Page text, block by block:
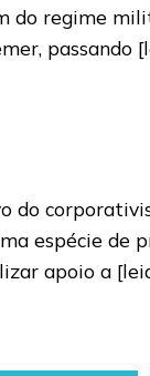
do regime
passando
do
espécie de
apoio a